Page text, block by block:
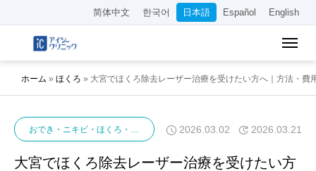
简体中文 한국어 日本語 Español English
ホーム » ほくろ » 大宮でほくろ除去レーザー治療を受けたい方へ｜方法・費
おでき・ニキビ・ほくろ・イボ ほくろ2026.03.02 2026.03.21
大宮でほくろ除去レーザー治療を受けたい方